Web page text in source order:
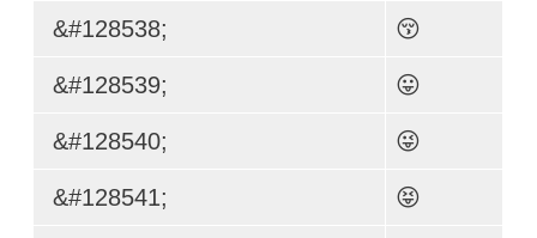
&#128538; 😚
&#128539; 😛
&#128540; 😜
&#128541; 😝